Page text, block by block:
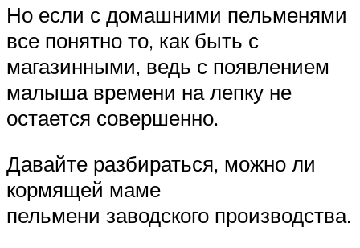
Но если с домашними пельменями
все понятно то, как быть с
магазинными, ведь с появлением
малыша времени на лепку не
остается совершенно.
Давайте разбираться, можно ли
кормящей маме
пельмени заводского производства.